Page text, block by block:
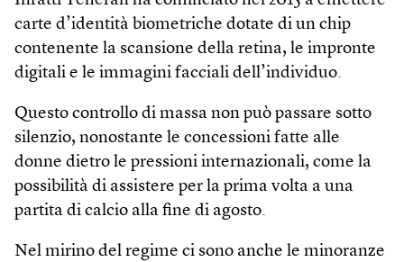
carte d’identità biometriche dotate di un chip
contenente la scansione della retina, le impronte
digitali e le immagini facciali dell’individuo.
Questo controllo di massa non può passare sotto
silenzio, nonostante le concessioni fatte alle
donne dietro le pressioni internazionali, come la
possibilità di assistere per la prima volta a una
partita di calcio alla fine di agosto.
Nel mirino del regime ci sono anche le minoranze